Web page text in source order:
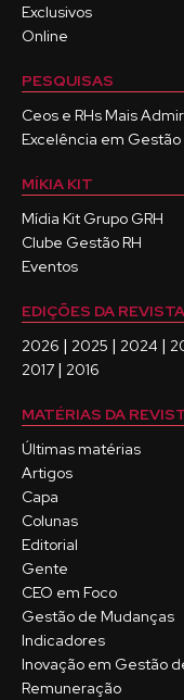
Exclusivos
Online
PESQUISAS
Ceos e RHs Mais
Excelência em Gestão
MÍKIA KIT
Mídia Kit Grupo GRH
Clube Gestão RH
Eventos
EDIÇÕES DA
2026 | 2025 | 2024 |
2017 | 2016
MATÉRIAS DA
Últimas matérias
Artigos
Capa
Colunas
Editorial
Gente
CEO em Foco
Gestão de Mudanças
Indicadores
Inovação em Gestão
Remuneração